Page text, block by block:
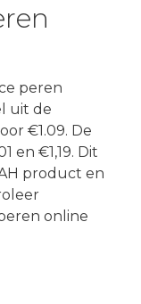
peren
uit de
€1.09. De
en €1,19. Dit
product en
online